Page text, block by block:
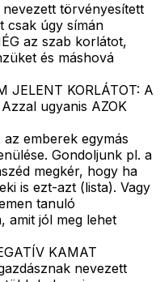
nevezett törvényesített
csak úgy símán
az szab korlátot,
és máshová
JELENT KORLÁTOT: A
ugyanis AZOK
emberek egymás
Gondoljunk pl. a
megkér, hogy ha
is ezt-azt (lista). Vagy
tanuló
amit jól meg lehet
KAMAT
nevezett